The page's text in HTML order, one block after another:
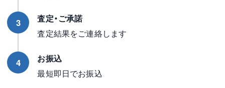
3
査定・ご承諾
査定結果をご連絡します
4
お振込
最短即日でお振込